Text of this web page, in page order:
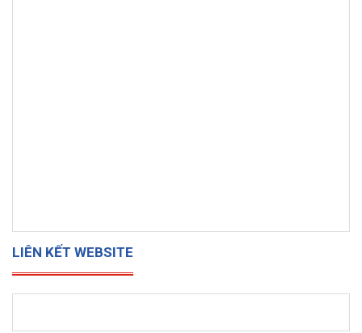
LIÊN KẾT WEBSITE